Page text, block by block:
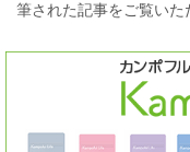
筆された記事をご覧いた